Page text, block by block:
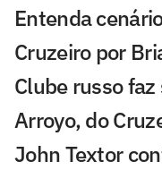
Entenda
Cruzeiro por
Clube russo
Arroyo, do
John Textor